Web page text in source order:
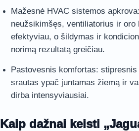
Mažesnė HVAC sistemos
neužsikimšęs, ventiliatorius ir oro
efektyviau, o šildymas ir
norimą rezultatą greičiau.
Pastovesnis komfortas:
srautas ypač juntamas žiemą ir
dirba intensyviausiai.
Kaip dažnai keisti